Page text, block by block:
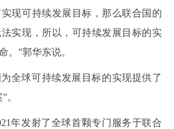
现可持续发展目标，那么联合国的
实现，所以，可持续发展目标的实
。”郭华东说。
全球可持续发展目标的实现提供了
。
年发射了全球首颗专门服务于联合